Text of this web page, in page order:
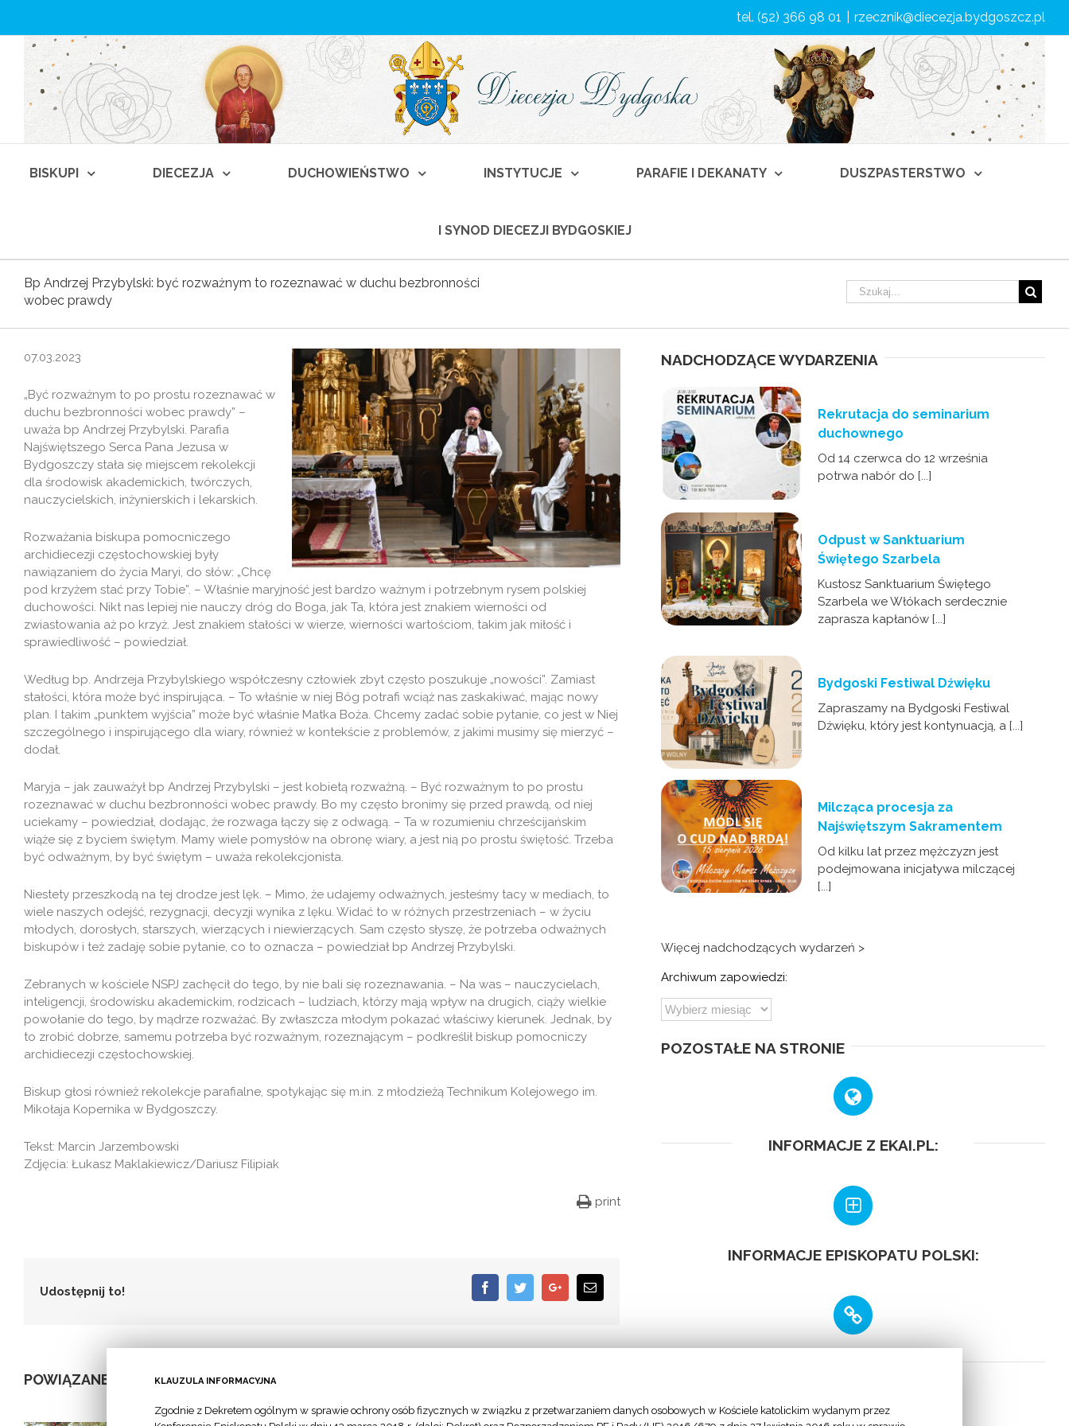
tel. (52) 366 98 01 rzecznik@diecezja.bydgoszcz.pl
BISKUPI DIECEZJA DUCHOWIEŃSTWO INSTYTUCJE PARAFIE I DEKANATY DUSZPASTERSTWO
I SYNOD DIECEZJI BYDGOSKIEJ
Bp Andrzej Przybylski: być rozważnym to rozeznawać w duchu bezbronności
wobec prawdy
07.03.2023
„Być rozważnym to po prostu rozeznawać w
duchu bezbronności wobec prawdy” –
uważa bp Andrzej Przybylski. Parafia
Najświętszego Serca Pana Jezusa w
Bydgoszczy stała się miejscem rekolekcji
dla środowisk akademickich, twórczych,
nauczycielskich, inżynierskich i lekarskich.
Rozważania biskupa pomocniczego
archidiecezji częstochowskiej były
nawiązaniem do życia Maryi, do słów: „Chcę
pod krzyżem stać przy Tobie”. – Właśnie maryjność jest bardzo ważnym i potrzebnym rysem polskiej
duchowości. Nikt nas lepiej nie nauczy dróg do Boga, jak Ta, która jest znakiem wierności od
zwiastowania aż po krzyż. Jest znakiem stałości w wierze, wierności wartościom, takim jak miłość i
sprawiedliwość – powiedział.
Według bp. Andrzeja Przybylskiego współczesny człowiek zbyt często poszukuje „nowości”. Zamiast
stałości, która może być inspirująca. – To właśnie w niej Bóg potrafi wciąż nas zaskakiwać, mając nowy
plan. I takim „punktem wyjścia” może być właśnie Matka Boża. Chcemy zadać sobie pytanie, co jest w Niej
szczególnego i inspirującego dla wiary, również w kontekście z problemów, z jakimi musimy się mierzyć –
dodał.
Maryja – jak zauważył bp Andrzej Przybylski – jest kobietą rozważną. – Być rozważnym to po prostu
rozeznawać w duchu bezbronności wobec prawdy. Bo my często bronimy się przed prawdą, od niej
uciekamy – powiedział, dodając, że rozwaga łączy się z odwagą. – Ta w rozumieniu chrześcijańskim
wiąże się z byciem świętym. Mamy wiele pomysłów na obronę wiary, a jest nią po prostu świętość. Trzeba
być odważnym, by być świętym – uważa rekolekcjonista.
Niestety przeszkodą na tej drodze jest lęk. – Mimo, że udajemy odważnych, jesteśmy tacy w mediach, to
wiele naszych odejść, rezygnacji, decyzji wynika z lęku. Widać to w różnych przestrzeniach – w życiu
młodych, dorosłych, starszych, wierzących i niewierzących. Sam często słyszę, że potrzeba odważnych
biskupów i też zadaję sobie pytanie, co to oznacza – powiedział bp Andrzej Przybylski.
Zebranych w kościele NSPJ zachęcił do tego, by nie bali się rozeznawania. – Na was – nauczycielach,
inteligencji, środowisku akademickim, rodzicach – ludziach, którzy mają wpływ na drugich, ciąży wielkie
powołanie do tego, by mądrze rozważać. By zwłaszcza młodym pokazać właściwy kierunek. Jednak, by
to zrobić dobrze, samemu potrzeba być rozważnym, rozeznającym – podkreślił biskup pomocniczy
archidiecezji częstochowskiej.
Biskup głosi również rekolekcje parafialne, spotykając się m.in. z młodzieżą Technikum Kolejowego im.
Mikołaja Kopernika w Bydgoszczy.
Tekst: Marcin Jarzembowski
Zdjęcia: Łukasz Maklakiewicz/Dariusz Filipiak
print
Udostępnij to! FacebookTwitterGoogle+Email
POWIĄZANE POSTY
NADCHODZĄCE WYDARZENIA
Rekrutacja do seminarium
duchownego
Od 14 czerwca do 12 września
potrwa nabór do [...]
Odpust w Sanktuarium
Świętego Szarbela
Kustosz Sanktuarium Świętego
Szarbela we Włókach serdecznie
zaprasza kapłanów [...]
Bydgoski Festiwal Dźwięku
Zapraszamy na Bydgoski Festiwal
Dźwięku, który jest kontynuacją, a [...]
Milcząca procesja za
Najświętszym Sakramentem
Od kilku lat przez mężczyzn jest
podejmowana inicjatywa milczącej
[...]
Więcej nadchodzących wydarzeń >
Archiwum zapowiedzi:
POZOSTAŁE NA STRONIE
INFORMACJE Z EKAI.PL:
INFORMACJE EPISKOPATU POLSKI:
- Stolica Apostolska
KLAUZULA INFORMACYJNA
Zgodnie z Dekretem ogólnym w sprawie ochrony osób fizycznych w związku z przetwarzaniem danych osobowych w Kościele katolickim wydanym przez